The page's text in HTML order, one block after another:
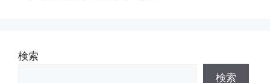
検索
検索